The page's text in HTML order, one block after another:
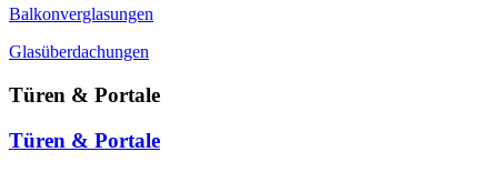
Balkonverglasungen
Glasüberdachungen
Türen & Portale
Türen & Portale